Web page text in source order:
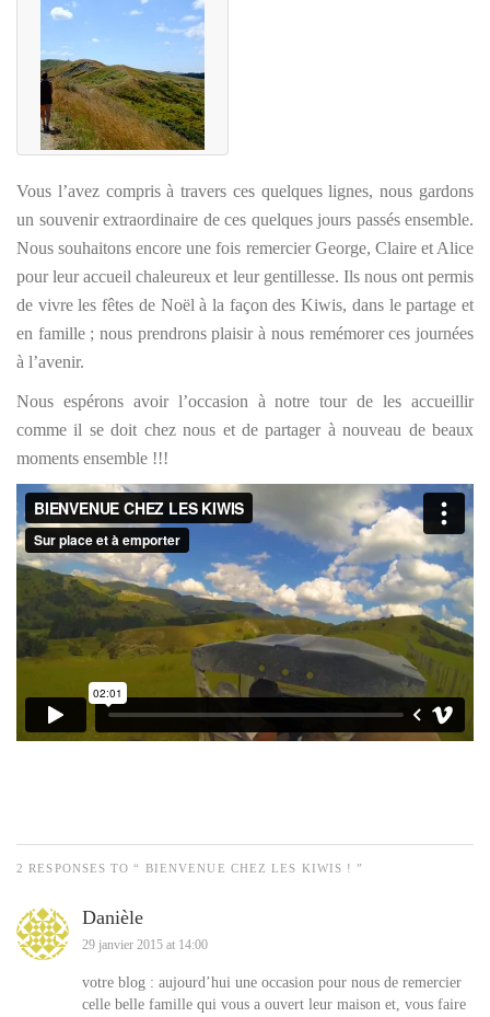
Vous l’avez compris à travers ces quelques lignes, nous gardons
un souvenir extraordinaire de ces quelques jours passés ensemble.
Nous souhaitons encore une fois remercier George, Claire et Alice
pour leur accueil chaleureux et leur gentillesse. Ils nous ont permis
de vivre les fêtes de Noël à la façon des Kiwis, dans le partage et
en famille ; nous prendrons plaisir à nous remémorer ces journées
à l’avenir.
Nous espérons avoir l’occasion à notre tour de les accueillir
comme il se doit chez nous et de partager à nouveau de beaux
moments ensemble !!!
2 RESPONSES TO “ BIENVENUE CHEZ LES KIWIS ! ”
Danièle
29 janvier 2015 at 14:00
votre blog : aujourd’hui une occasion pour nous de remercier
celle belle famille qui vous a ouvert leur maison et, vous faire